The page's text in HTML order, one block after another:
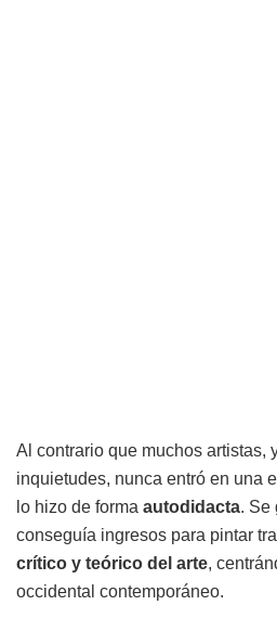
Al contrario que muchos artistas,
inquietudes, nunca entró en una
lo hizo de forma autodidacta. Se
conseguía ingresos para pintar
crítico y teórico del arte,
occidental contemporáneo.